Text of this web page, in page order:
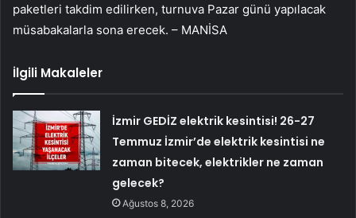
paketleri takdim edilirken, turnuva Pazar günü yapılacak
müsabakalarla sona erecek. – MANİSA
İlgili Makaleler
İzmir GEDİZ elektrik kesintisi! 26-27
Temmuz İzmir’de elektrik kesintisi ne
zaman bitecek, elektrikler ne zaman
gelecek?
Ağustos 8, 2026